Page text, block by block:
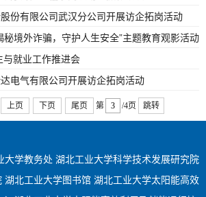
份有限公司武汉分公司​​开展访企拓岗活动
秘境外诈骗，守护人生安全”主题教育观影活动
就业工作推进会
电气有限公司开展访企拓岗活动
上页 下页 尾页 第 /4页 跳转
大学教务处 湖北工业大学科学技术发展研究院
湖北工业大学图书馆 湖北工业大学太阳能高效